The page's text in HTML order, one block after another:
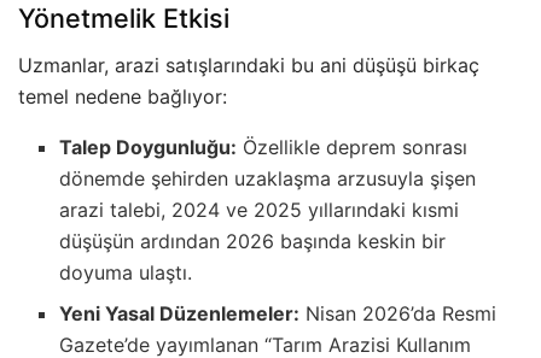
Yönetmelik Etkisi
Uzmanlar, arazi satışlarındaki bu ani düşüşü birkaç
temel nedene bağlıyor:
Talep Doygunluğu: Özellikle deprem sonrası
dönemde şehirden uzaklaşma arzusuyla şişen
arazi talebi, 2024 ve 2025 yıllarındaki kısmi
düşüşün ardından 2026 başında keskin bir
doyuma ulaştı.
Yeni Yasal Düzenlemeler: Nisan 2026’da Resmi
Gazete’de yayımlanan “Tarım Arazisi Kullanım